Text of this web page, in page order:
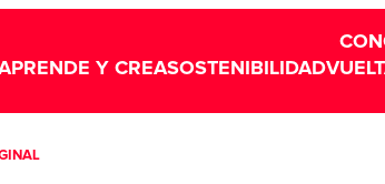
Y CREASOSTENIBILIDAD